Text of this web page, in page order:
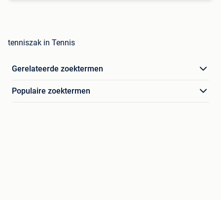
tenniszak in Tennis
Gerelateerde zoektermen
Populaire zoektermen